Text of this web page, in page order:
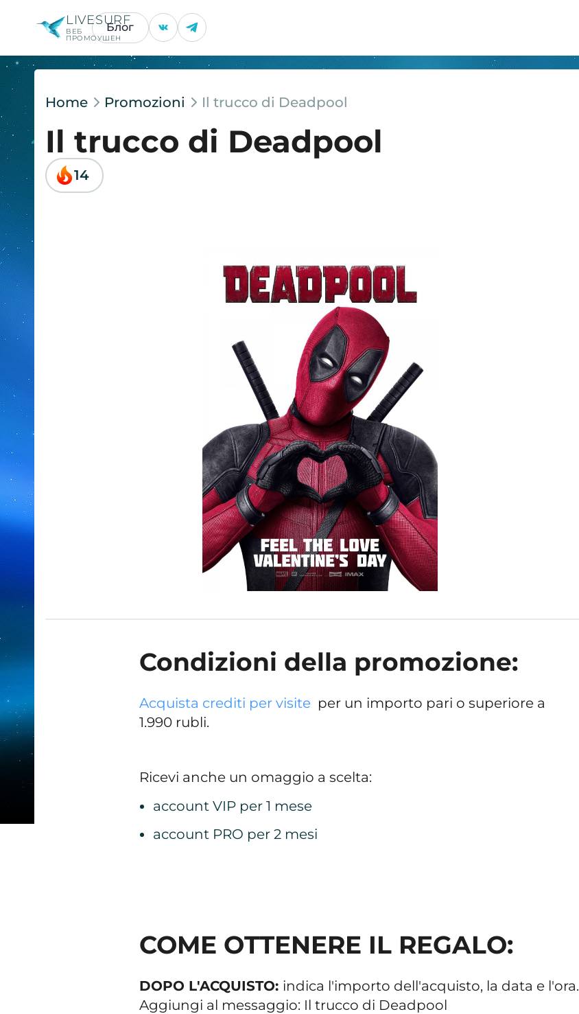
LIVESURF
ВЕБ
ПРОМОУШЕН
Блог
Home Promozioni Il trucco di Deadpool
Il trucco di Deadpool
14
Condizioni della promozione:
Acquista crediti per visite per un importo pari o superiore a
1.990 rubli.
Ricevi anche un omaggio a scelta:
account VIP per 1 mese
account PRO per 2 mesi
COME OTTENERE IL REGALO:
DOPO L'ACQUISTO: indica l'importo dell'acquisto, la data e l'ora.
Aggiungi al messaggio: Il trucco di Deadpool